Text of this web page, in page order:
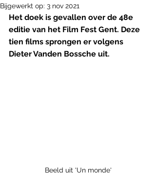
Bijgewerkt op: 3 nov 2021
Het doek is gevallen over de 48e
editie van het Film Fest Gent. Deze
tien films sprongen er volgens
Dieter Vanden Bossche uit.
Beeld uit 'Un monde'